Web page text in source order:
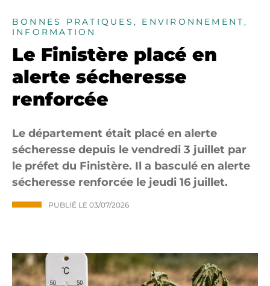
BONNES PRATIQUES, ENVIRONNEMENT,
INFORMATION
Le Finistère placé en
alerte sécheresse
renforcée
Le département était placé en alerte
sécheresse depuis le vendredi 3 juillet par
le préfet du Finistère. Il a basculé en alerte
sécheresse renforcée le jeudi 16 juillet.
PUBLIÉ LE 03/07/2026